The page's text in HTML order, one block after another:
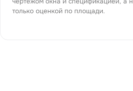
только оценкой по площади.